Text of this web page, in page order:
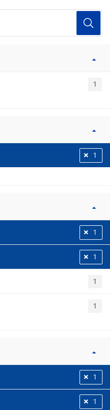
1
1
1
1
1
1
1
1